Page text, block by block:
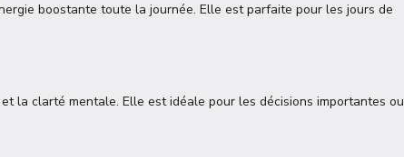
boostante toute la journée. Elle est parfaite pour les jours de
la clarté mentale. Elle est idéale pour les décisions importantes ou